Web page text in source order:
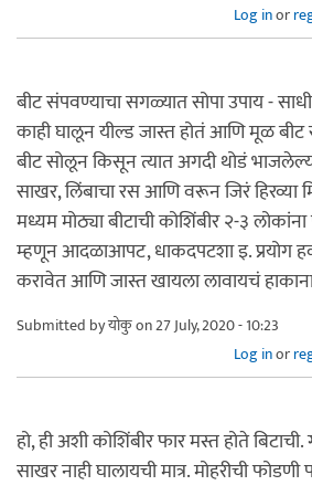
Log inor
बीट संपवण्याचा सगळ्यात सोपा उपाय -
काही घालून यील्ड जास्त होतं आणि मूळ
बीट सोलून किसून त्यात अगदी थोडं
साखर, लिंबाचा रस आणि वरून जिरं हिरव्या
मध्यम मोठ्या बीटाची कोशिंबीर २-३
म्हणून आदळाआपट, धाकदपटशा इ. प्रयोग
करावेत आणि जास्त खायला लावायचं
Submitted byयोकुon 27 July, 2020 - 10:23
Log inor
हो, ही अशी कोशिंबीर फार मस्त होते
साखर नाही घालायची मात्र. मोहरीची